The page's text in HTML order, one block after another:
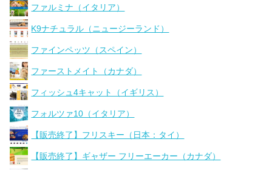
ファルミナ（イタリア）
K9ナチュラル（ニュージーランド）
ファインペッツ（スペイン）
ファーストメイト（カナダ）
フィッシュ4キャット（イギリス）
フォルツァ10（イタリア）
【販売終了】フリスキー（日本：タイ）
【販売終了】ギャザー フリーエーカー（カナダ）